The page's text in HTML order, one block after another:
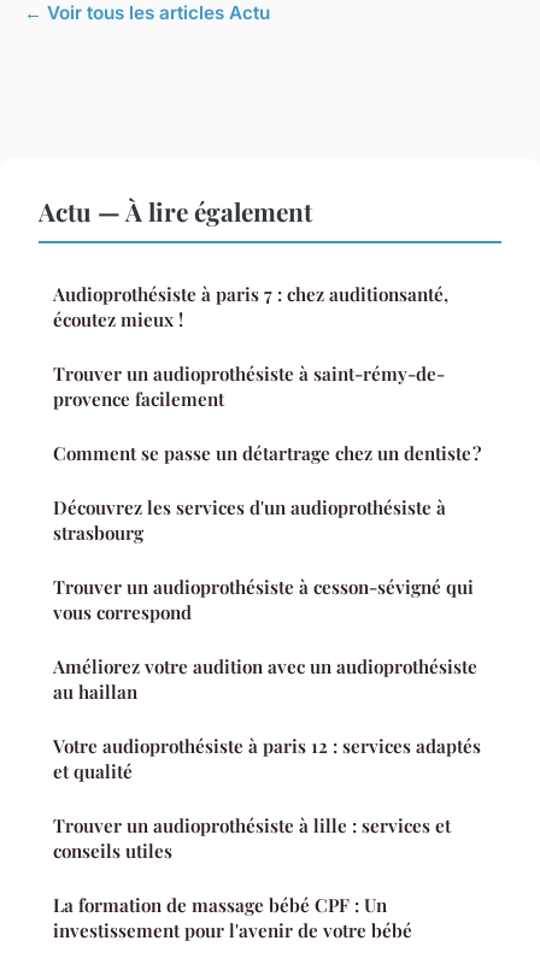
← Voir tous les articles Actu
Actu — À lire également
Audioprothésiste à paris 7 : chez auditionsanté,
écoutez mieux !
Trouver un audioprothésiste à saint-rémy-de-
provence facilement
Comment se passe un détartrage chez un dentiste ?
Découvrez les services d'un audioprothésiste à
strasbourg
Trouver un audioprothésiste à cesson-sévigné qui
vous correspond
Améliorez votre audition avec un audioprothésiste
au haillan
Votre audioprothésiste à paris 12 : services adaptés
et qualité
Trouver un audioprothésiste à lille : services et
conseils utiles
La formation de massage bébé CPF : Un
investissement pour l'avenir de votre bébé